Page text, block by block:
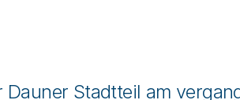
Stadtteil am